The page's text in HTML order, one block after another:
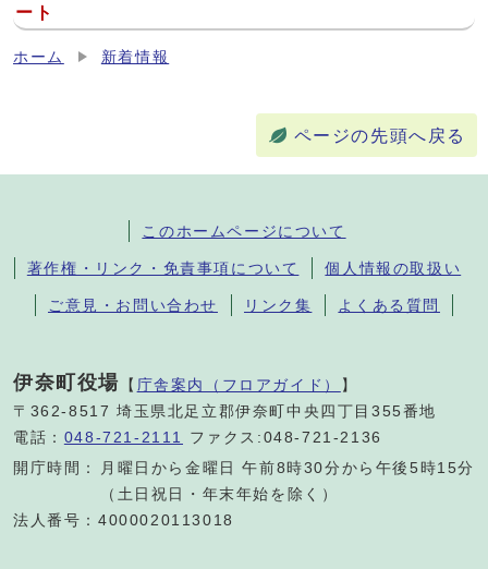
ート
ホーム 新着情報
ページの先頭へ戻る
このホームページについて
著作権・リンク・免責事項について 個人情報の取扱い
ご意見・お問い合わせ リンク集 よくある質問
伊奈町役場 【 庁舎案内（フロアガイド） 】
〒362-8517 埼玉県北足立郡伊奈町中央四丁目355番地
電話： 048-721-2111
ファクス:048-721-2136
開庁時間：
月曜日から金曜日 午前8時30分から午後5時15分
（土日祝日・年末年始を除く）
法人番号：4000020113018